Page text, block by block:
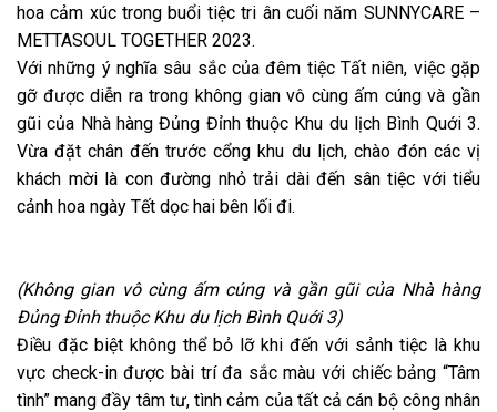
hoa cảm xúc trong buổi tiệc tri ân cuối năm SUNNYCARE –
METTASOUL TOGETHER 2023.
Với những ý nghĩa sâu sắc của đêm tiệc Tất niên, việc gặp
gỡ được diễn ra trong không gian vô cùng ấm cúng và gần
gũi của Nhà hàng Đủng Đỉnh thuộc Khu du lịch Bình Quới 3.
Vừa đặt chân đến trước cổng khu du lịch, chào đón các vị
khách mời là con đường nhỏ trải dài đến sân tiệc với tiểu
cảnh hoa ngày Tết dọc hai bên lối đi.
(Không gian vô cùng ấm cúng và gần gũi của Nhà hàng
Đủng Đỉnh thuộc Khu du lịch Bình Quới 3)
Điều đặc biệt không thể bỏ lỡ khi đến với sảnh tiệc là khu
vực check-in được bài trí đa sắc màu với chiếc bảng “Tâm
tình” mang đầy tâm tư, tình cảm của tất cả cán bộ công nhân